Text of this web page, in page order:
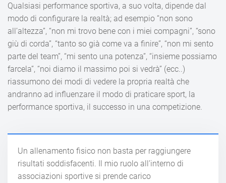
Qualsiasi performance sportiva, a suo volta, dipende dal
modo di configurare la realtà; ad esempio “non sono
all’altezza”, “non mi trovo bene con i miei compagni”, “sono
giù di corda”, “tanto so già come va a finire”, “non mi sento
parte del team”, “mi sento una potenza”, “insieme possiamo
farcela”, “noi diamo il massimo poi si vedrà” (ecc..)
riassumono dei modi di vedere la propria realtà che
andranno ad influenzare il modo di praticare sport, la
performance sportiva, il successo in una competizione.
Un allenamento fisico non basta per raggiungere
risultati soddisfacenti. Il mio ruolo all’interno di
associazioni sportive si prende carico